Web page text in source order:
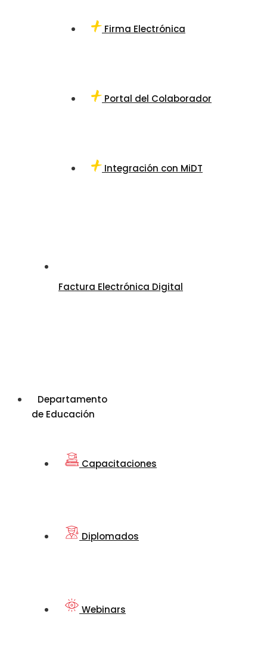
Firma Electrónica
Portal del Colaborador
Integración con MiDT
Factura Electrónica Digital
Departamento
de Educación
Capacitaciones
Diplomados
Webinars